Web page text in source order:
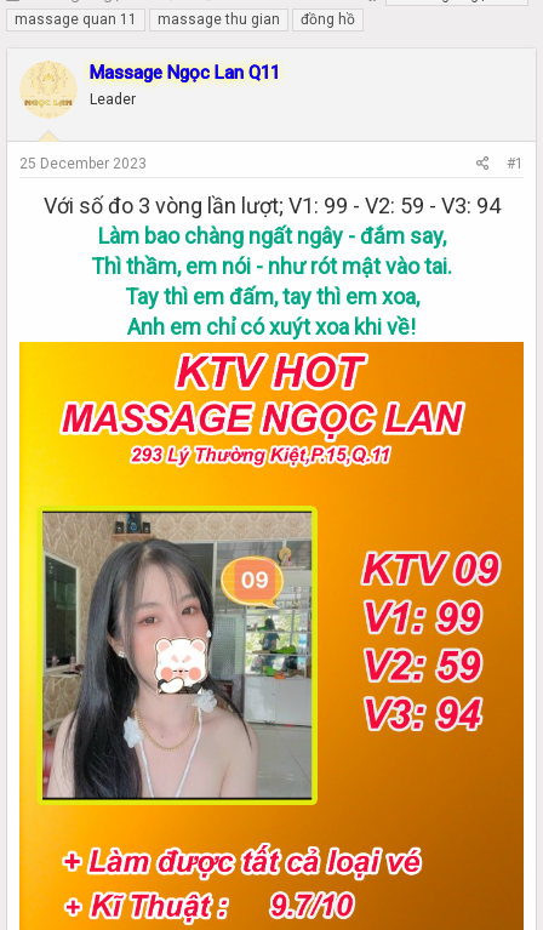
h
r
a
d
t
a
t
a
t
t
massage quan 11
massage thu gian đồng hồ
Massage Ngọc Lan Q11
Leader
25 December 2023 #1
Với số đo 3 vòng lần lượt; V1: 99 - V2: 59 - V3: 94
Làm bao chàng ngất ngây - đắm say,
Thì thầm, em nói - như rót mật vào tai.
Tay thì em đấm, tay thì em xoa,
Anh em chỉ có xuýt xoa khi về!